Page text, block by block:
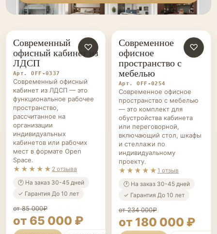
ОФИСНАЯ
МЕБЕЛЬ НА ЗАКАЗ
♡
Современный
офисный кабинет из
ЛДСП
Арт. OFF-0337
Современный офисный
кабинет из ЛДСП — это
функциональное рабочее
пространство,
рассчитанное на
организации
индивидуальных
кабинетов или рабочих
мест в формате Open
Space.
★★★★★ 2 отзыва
🕐 На заказ 30-45 дней
✓ Гарантия До 10 лет
от 85 000₽
от 65 000 ₽
ОФИСНАЯ
МЕБЕЛЬ НА ЗАКАЗ
♡
Современное
офисное
пространство с
мебелью
Арт. OFF-0254
Современное офисное
пространство с мебелью
— это комплект для
обустройства кабинета
или переговорной,
включающий стол, шкафы
и стеллажи по
индивидуальному
проекту.
★★★★★ 1 отзыв
🕐 На заказ 30-45 дней
✓ Гарантия До 10 лет
от 234 000₽
от 180 000 ₽